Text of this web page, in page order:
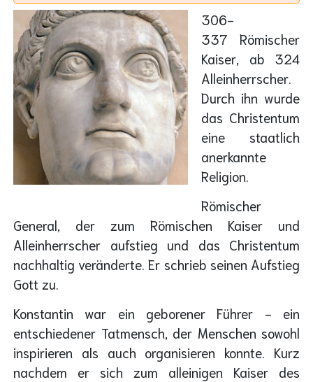
306-
337 Römischer
Kaiser, ab 324
Alleinherrscher.
Durch ihn wurde
das Christentum
eine staatlich
anerkannte
Religion.
Römischer
General, der zum Römischen Kaiser und
Alleinherrscher aufstieg und das Christentum
nachhaltig veränderte. Er schrieb seinen Aufstieg
Gott zu.
Konstantin war ein geborener Führer - ein
entschiedener Tatmensch, der Menschen sowohl
inspirieren als auch organisieren konnte. Kurz
nachdem er sich zum alleinigen Kaiser des